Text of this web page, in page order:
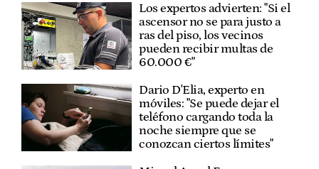
Los expertos advierten: "Si el
ascensor no se para justo a
ras del piso, los vecinos
pueden recibir multas de
60.000 €"
Dario D'Elia, experto en
móviles: "Se puede dejar el
teléfono cargando toda la
noche siempre que se
conozcan ciertos límites"